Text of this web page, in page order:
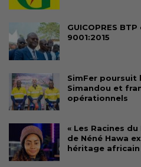
GUICOPRES
9001:2015
SimFer
Simandou et
opérationnels
« Les Racines
de Néné Hawa
héritage